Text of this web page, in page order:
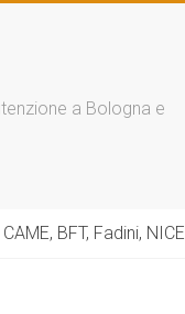
a Bologna e
BFT, Fadini, NICE